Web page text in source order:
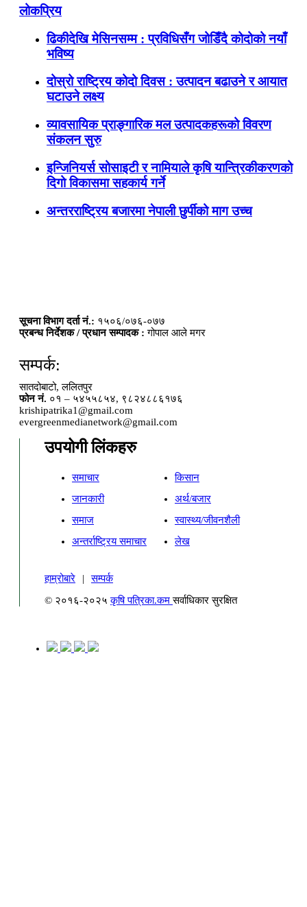
लोकप्रिय
ढिकीदेखि मेसिनसम्म : प्रविधिसँग जोडिँदै कोदोको नयाँ
भविष्य
दोस्रो राष्ट्रिय कोदो दिवस : उत्पादन बढाउने र आयात
घटाउने लक्ष्य
व्यावसायिक प्राङ्गारिक मल उत्पादकहरूको विवरण
संकलन सुरु
इन्जिनियर्स सोसाइटी र नामियाले कृषि यान्त्रिकीकरणको
दिगो विकासमा सहकार्य गर्ने
अन्तरराष्ट्रिय बजारमा नेपाली छुर्पीको माग उच्च
सूचना विभाग दर्ता नं.: १५०६/०७६-०७७
प्रबन्ध निर्देशक / प्रधान सम्पादक : गोपाल आले मगर
सम्पर्क:
सातदोबाटो, ललितपुर
फोन नं. ०१ – ५४५५८५४, ९८२४८८६१७६
krishipatrika1@gmail.com
evergreenmedianetwork@gmail.com
उपयोगी लिंकहरु
समाचार
किसान
जानकारी
अर्थ/बजार
समाज
स्वास्थ्य/जीवनशैली
अन्तर्राष्ट्रिय समाचार
लेख
हाम्रोबारे |
सम्पर्क
© २०१६-२०२५कृषि पत्रिका.कमसर्वाधिकार सुरक्षित